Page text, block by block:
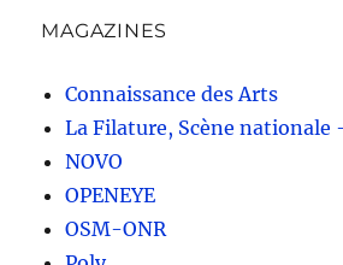
MAGAZINES
Connaissance des Arts
La Filature, Scène nationale
NOVO
OPENEYE
OSM-ONR